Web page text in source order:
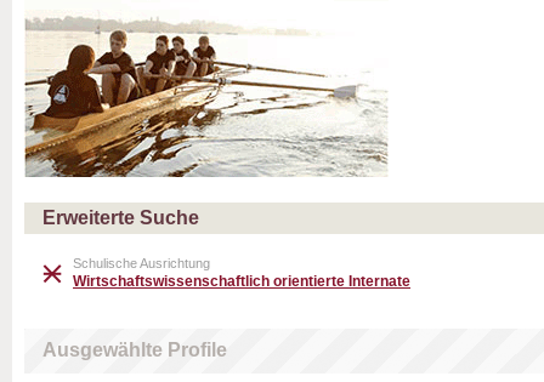
Erweiterte Suche
Schulische Ausrichtung
Wirtschaftswissenschaftlich orientierte Internate
Ausgewählte Profile